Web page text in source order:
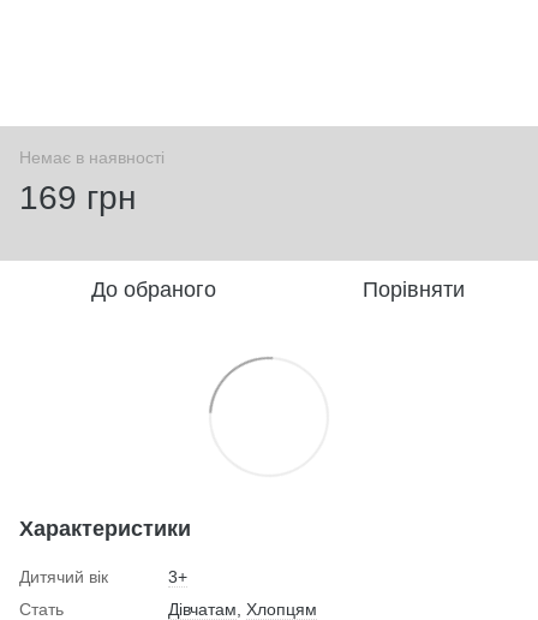
Немає в наявності
169 грн
До обраного Порівняти
Характеристики
Дитячий вік
3+
Стать
Дівчатам Хлопцям